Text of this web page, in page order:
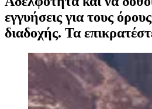
εγγυήσεις για τους
διαδοχής. Τα